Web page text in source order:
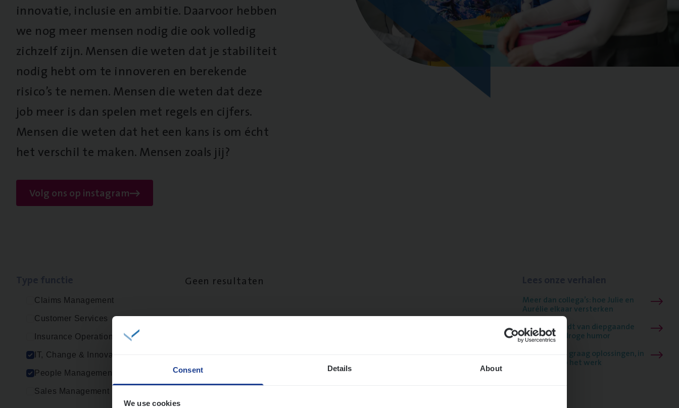
Consent Details About
We use cookies
innovatie, inclusie en ambitie. Daarvoor hebben
we nog meer mensen nodig die ook volledig
zichzelf zijn. Mensen die weten dat je stabiliteit
nodig hebt om te innoveren en berekende
risico’s te nemen. Mensen die weten dat deze
job meer is dan spelen met regels en cijfers.
Mensen die weten dat het een kans is om écht
het verschil te maken. Mensen zoals jij?
Volg ons op instagram
Claims Management
Customer Services
Insurance Operations
IT, Change & Innovation
People Management
Sales Management
Geen resultaten
Meer dan collega’s: hoe Julie en
Aurélie elkaar versterken
Mathias houdt van diepgaande
dossiers én droge humor
Thalia zoekt graag oplossingen, in
games én op het werk